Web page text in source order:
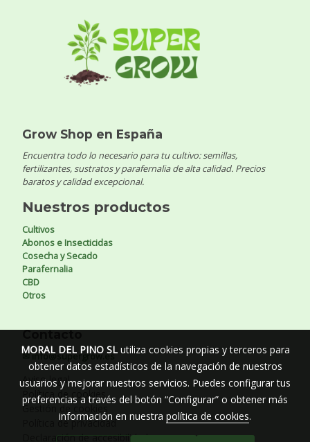
Grow Shop en España
Encuentra todo lo necesario para tu cultivo: semillas,
fertilizantes, sustratos y parafernalia de alta calidad. Precios
baratos y calidad excepcional.
Nuestros productos
Cultivos
Abonos e Insecticidas
Cosecha y Secado
Parafernalia
CBD
Otros
Contacto
✉ info@supergrow.es
Aviso legal
Política de cookies
Gestión de cookies
Política de privacidad
Declaración de accesibilidad
MORAL DEL PINO SLutiliza cookies propias y terceros para
obtener datos estadísticos de la navegación de nuestros
usuarios y mejorar nuestros servicios. Puedes configurar tus
preferencias a través del botón “Configurar” o obtener más
información en nuestra política de cookies.